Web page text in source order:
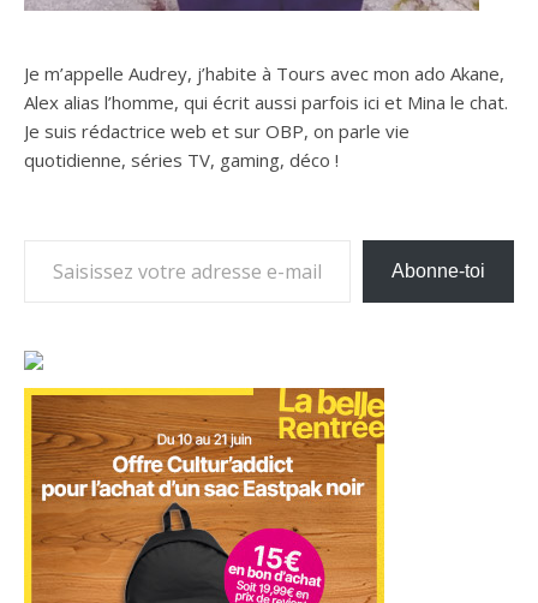
Je m’appelle Audrey, j’habite à Tours avec mon ado Akane,
Alex alias l’homme, qui écrit aussi parfois ici et Mina le chat.
Je suis rédactrice web et sur OBP, on parle vie
quotidienne, séries TV, gaming, déco !
Abonne-toi